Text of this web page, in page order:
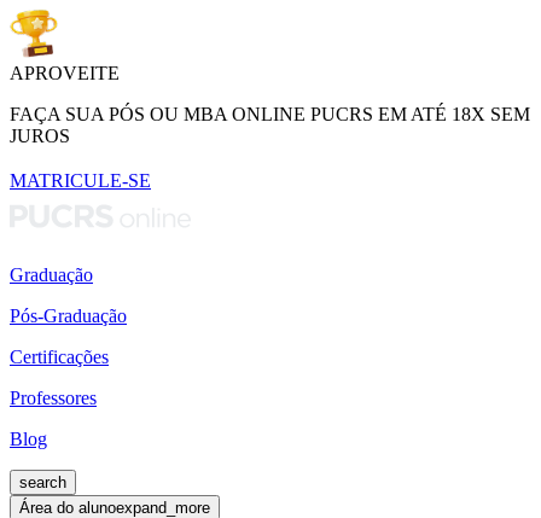
APROVEITE
FAÇA SUA PÓS OU MBA ONLINE PUCRS EM ATÉ 18X SEM
JUROS
MATRICULE-SE
Graduação
Pós-Graduação
Certificações
Professores
Blog
search
Área do alunoexpand_more